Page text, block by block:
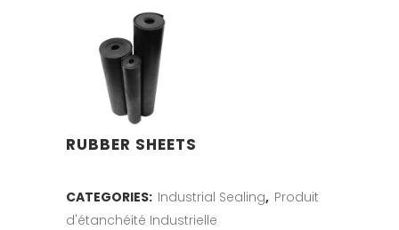
RUBBER SHEETS
CATEGORIES: Industrial Sealing, Produit
d'étanchéité Industrielle